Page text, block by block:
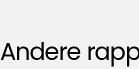
Andere